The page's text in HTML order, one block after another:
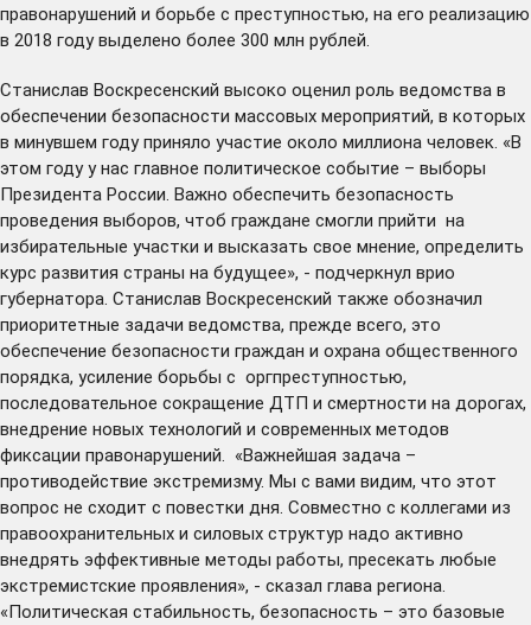
правонарушений и борьбе с преступностью, на его реализацию
в 2018 году выделено более 300 млн рублей.
Станислав Воскресенский высоко оценил роль ведомства в
обеспечении безопасности массовых мероприятий, в которых
в минувшем году приняло участие около миллиона человек. «В
этом году у нас главное политическое событие – выборы
Президента России. Важно обеспечить безопасность
проведения выборов, чтоб граждане смогли прийти на
избирательные участки и высказать свое мнение, определить
курс развития страны на будущее», - подчеркнул врио
губернатора. Станислав Воскресенский также обозначил
приоритетные задачи ведомства, прежде всего, это
обеспечение безопасности граждан и охрана общественного
порядка, усиление борьбы с оргпреступностью,
последовательное сокращение ДТП и смертности на дорогах,
внедрение новых технологий и современных методов
фиксации правонарушений. «Важнейшая задача –
противодействие экстремизму. Мы с вами видим, что этот
вопрос не сходит с повестки дня. Совместно с коллегами из
правоохранительных и силовых структур надо активно
внедрять эффективные методы работы, пресекать любые
экстремистские проявления», - сказал глава региона.
«Политическая стабильность, безопасность – это базовые